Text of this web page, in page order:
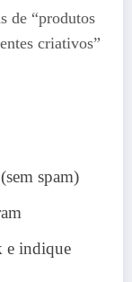
de “produtos
criativos”
spam)
e indique